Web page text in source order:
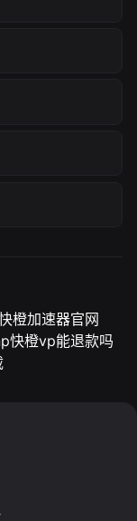
橙加速器官网
快橙vp能退款吗